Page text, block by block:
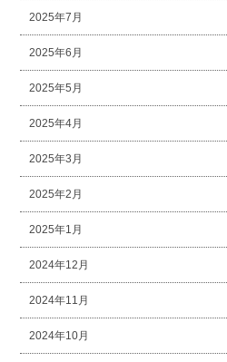
2025年7月
2025年6月
2025年5月
2025年4月
2025年3月
2025年2月
2025年1月
2024年12月
2024年11月
2024年10月